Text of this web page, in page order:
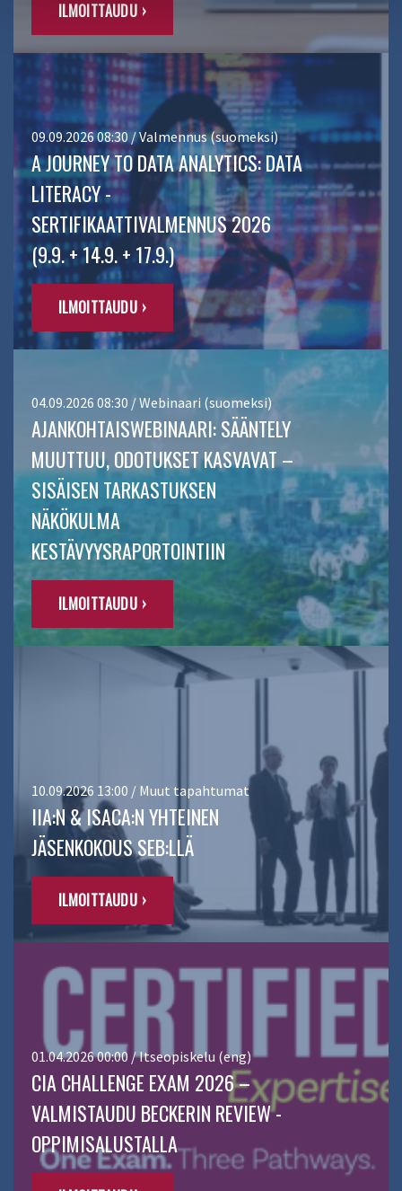
ILMOITTAUDU ›
09.09.2026 08:30 / Valmennus (suomeksi)
A JOURNEY TO DATA ANALYTICS: DATA
LITERACY -
SERTIFIKAATTIVALMENNUS 2026
(9.9. + 14.9. + 17.9.)
ILMOITTAUDU ›
04.09.2026 08:30 / Webinaari (suomeksi)
AJANKOHTAISWEBINAARI: SÄÄNTELY
MUUTTUU, ODOTUKSET KASVAVAT –
SISÄISEN TARKASTUKSEN
NÄKÖKULMA
KESTÄVYYSRAPORTOINTIIN
ILMOITTAUDU ›
10.09.2026 13:00 / Muut tapahtumat
IIA:N & ISACA:N YHTEINEN
JÄSENKOKOUS SEB:LLÄ
ILMOITTAUDU ›
01.04.2026 00:00 / Itseopiskelu (eng)
CIA CHALLENGE EXAM 2026 –
VALMISTAUDU BECKERIN REVIEW -
OPPIMISALUSTALLA